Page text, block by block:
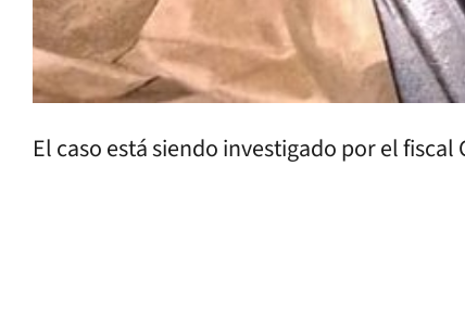
El caso está siendo investigado por el fiscal